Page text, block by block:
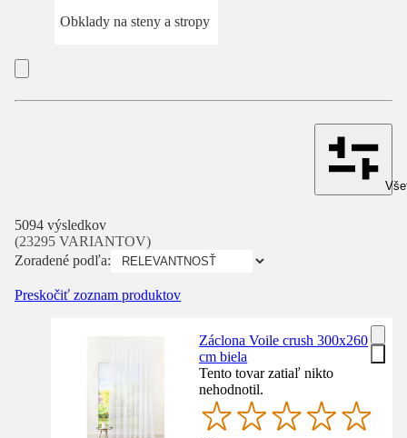
Obklady na steny a stropy
5094 výsledkov
(23295 VARIANTOV)
Zoradené podľa:
Preskočiť zoznam produktov
Záclona Voile crush 300x260
cm biela
Tento tovar zatiaľ nikto
nehodnotil.